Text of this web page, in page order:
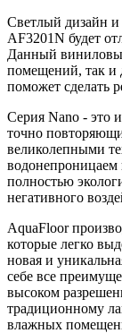
Светлый дизайн и
AF3201N будет
Данный
помещений, так и
поможет сделать
Серия Nano - это
точно
великолепными
водонепроницаем
полностью
негативного
AquaFloor
которые легко
новая и
себе все
высоком
традиционному
влажных